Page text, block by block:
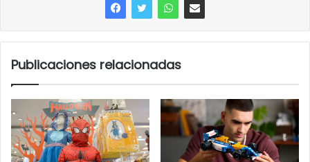
Publicaciones relacionadas